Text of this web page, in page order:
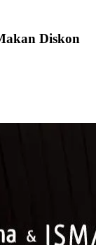
Diskon